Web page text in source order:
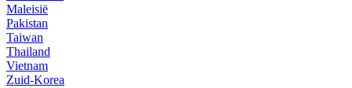
Maleisië
Pakistan
Taiwan
Thailand
Vietnam
Zuid-Korea